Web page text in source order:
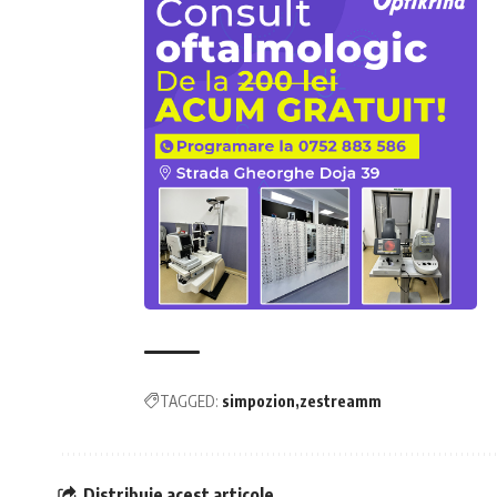
TAGGED: simpozion zestreamm